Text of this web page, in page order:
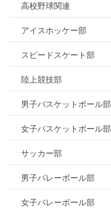
高校野球関連
アイスホッケー部
スピードスケート部
陸上競技部
男子バスケットボール部
女子バスケットボール部
サッカー部
男子バレーボール部
女子バレーボール部